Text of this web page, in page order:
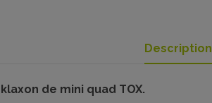
Description
de mini quad TOX.